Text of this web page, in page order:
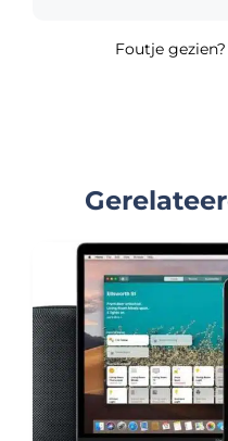
Foutje gezien?